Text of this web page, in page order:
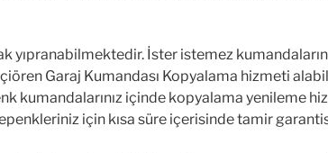
yıpranabilmektedir. İster istemez
Garaj Kumandası Kopyalama hizmeti
kumandalarınız içinde kopyalama yenileme
için kısa süre içerisinde tamir